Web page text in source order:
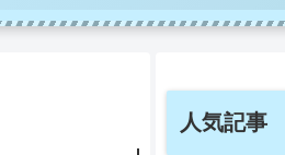
人気記事